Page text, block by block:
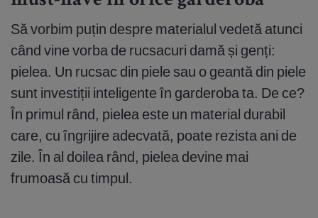
Să vorbim puțin despre materialul vedetă atunci
când vine vorba de rucsacuri damă și genți:
pielea. Un rucsac din piele sau o geantă din piele
sunt investiții inteligente în garderoba ta. De ce?
În primul rând, pielea este un material durabil
care, cu îngrijire adecvată, poate rezista ani de
zile. În al doilea rând, pielea devine mai
frumoasă cu timpul.